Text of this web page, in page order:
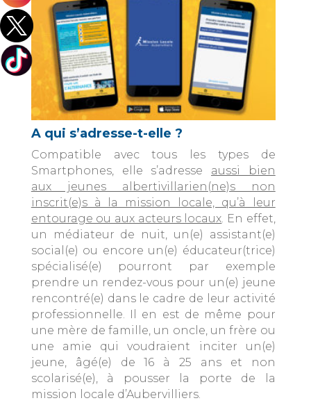
A qui s’adresse-t-elle ?
Compatible avec tous les types de
Smartphones, elle s’adresse aussi bien
aux jeunes albertivillarien(ne)s non
inscrit(e)s à la mission locale, qu’à leur
entourage ou aux acteurs locaux . En effet,
un médiateur de nuit, un(e) assistant(e)
social(e) ou encore un(e) éducateur(trice)
spécialisé(e) pourront par exemple
prendre un rendez-vous pour un(e) jeune
rencontré(e) dans le cadre de leur activité
professionnelle. Il en est de même pour
une mère de famille, un oncle, un frère ou
une amie qui voudraient inciter un(e)
jeune, âgé(e) de 16 à 25 ans et non
scolarisé(e), à pousser la porte de la
mission locale d’Aubervilliers.